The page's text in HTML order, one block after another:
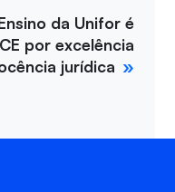
da Unifor é
por excelência
jurídica